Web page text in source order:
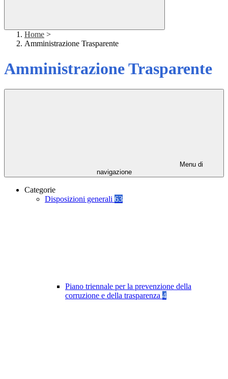
Home >
Amministrazione Trasparente
Amministrazione Trasparente
Menu di
navigazione
Categorie
Disposizioni generali 63
Piano triennale per la prevenzione della
corruzione e della trasparenza 4